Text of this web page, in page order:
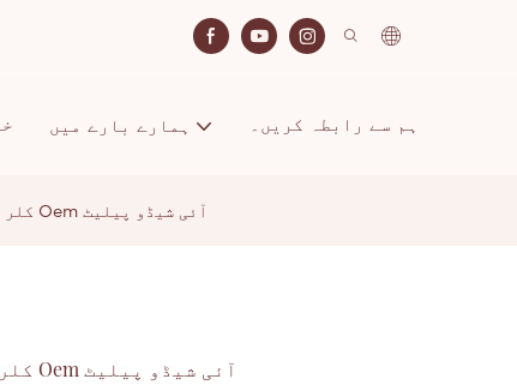
ہمارے بارے میں ہم سے رابطہ کریں۔
35 کلر کسٹم چمکدار میک اپ واٹر پروف پگمنٹ Oem آئی شیڈو پیلیٹ
35 کلر کسٹم چمکدار میک اپ واٹر پروف پگمنٹ Oem آئی شیڈو پیلیٹ